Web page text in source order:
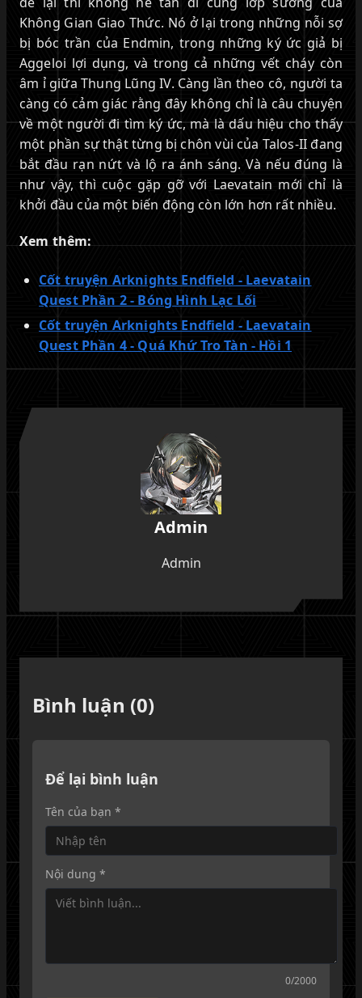
Không Gian Giao Thức. Nó ở lại trong những nỗi sợ
bị bóc trần của Endmin, trong những ký ức giả bị
Aggeloi lợi dụng, và trong cả những vết cháy còn
âm ỉ giữa Thung Lũng IV. Càng lần theo cô, người ta
càng có cảm giác rằng đây không chỉ là câu chuyện
về một người đi tìm ký ức, mà là dấu hiệu cho thấy
một phần sự thật từng bị chôn vùi của Talos-II đang
bắt đầu rạn nứt và lộ ra ánh sáng. Và nếu đúng là
như vậy, thì cuộc gặp gỡ với Laevatain mới chỉ là
khởi đầu của một biến động còn lớn hơn rất nhiều.
Xem thêm:
Cốt truyện Arknights Endfield - Laevatain
Quest Phần 2 - Bóng Hình Lạc Lối
Cốt truyện Arknights Endfield - Laevatain
Quest Phần 4 - Quá Khứ Tro Tàn - Hồi 1
Admin
Admin
Bình luận (0)
Để lại bình luận
Tên của bạn *
Nội dung *
0/2000